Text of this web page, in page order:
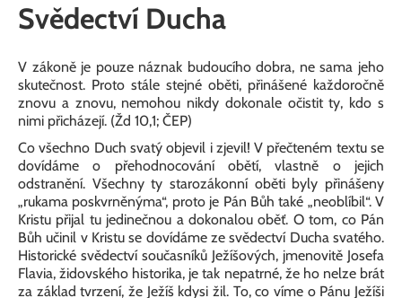
Svědectví Ducha
V zákoně je pouze náznak budoucího dobra, ne sama jeho
skutečnost. Proto stále stejné oběti, přinášené každoročně
znovu a znovu, nemohou nikdy dokonale očistit ty, kdo s
nimi přicházejí. (Žd 10,1; ČEP)
Co všechno Duch svatý objevil i zjevil! V přečteném textu se
dovídáme o přehodnocování obětí, vlastně o jejich
odstranění. Všechny ty starozákonní oběti byly přinášeny
„rukama poskvrněnýma“, proto je Pán Bůh také „neoblíbil“. V
Kristu přijal tu jedinečnou a dokonalou oběť. O tom, co Pán
Bůh učinil v Kristu se dovídáme ze svědectví Ducha svatého.
Historické svědectví současníků Ježíšových, jmenovitě Josefa
Flavia, židovského historika, je tak nepatrné, že ho nelze brát
za základ tvrzení, že Ježíš kdysi žil. To, co víme o Pánu Ježíši